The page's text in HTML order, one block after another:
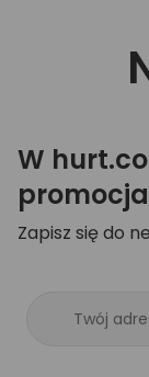
W
Zapisz się do